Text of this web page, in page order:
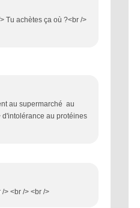
Tu achètes ça où ?<br />
au supermarché au
d'intolérance au protéines
> <br /> <br />